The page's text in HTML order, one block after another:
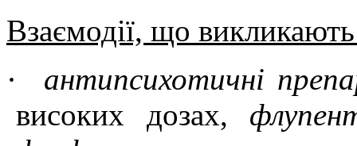
Взаємодії, що
·
антипсихотичні
високих дозах,